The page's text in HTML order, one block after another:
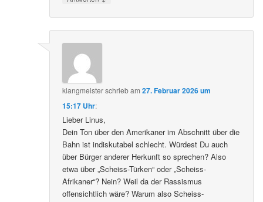
klangmeisterschriebam27. Februar 2026 um
15:17 Uhr:
Lieber Linus,
Dein Ton über den Amerikaner im Abschnitt über die
Bahn ist indiskutabel schlecht. Würdest Du auch
über Bürger anderer Herkunft so sprechen? Also
etwa über „Scheiss-Türken“ oder „Scheiss-
Afrikaner“? Nein? Weil da der Rassismus
offensichtlich wäre? Warum also Scheiss-